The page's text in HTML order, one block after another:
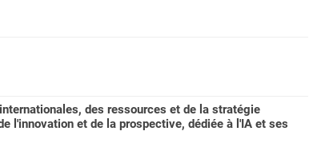
des ressources et de la stratégie
l'innovation et de la prospective, dédiée à l'IA et ses